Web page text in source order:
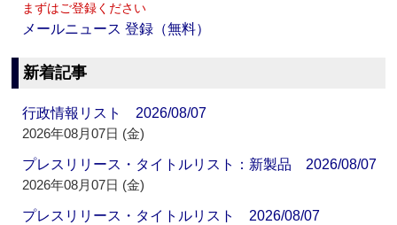
まずはご登録ください
メールニュース 登録（無料）
新着記事
行政情報リスト 2026/08/07
2026年08月07日 (金)
プレスリリース・タイトルリスト：新製品 2026/08/07
2026年08月07日 (金)
プレスリリース・タイトルリスト 2026/08/07